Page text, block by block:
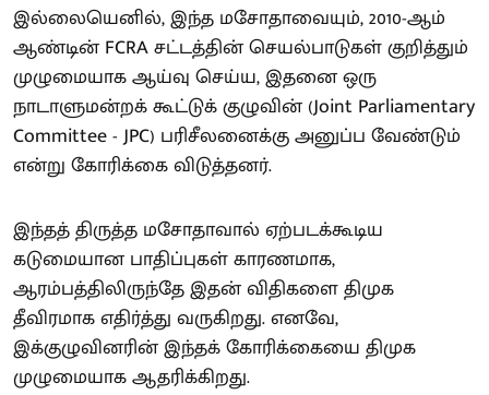
இல்லையெனில், இந்த மசோதாவையும், 2010-ஆம்
ஆண்டின் FCRA சட்டத்தின் செயல்பாடுகள் குறித்தும்
முழுமையாக ஆய்வு செய்ய, இதனை ஒரு
நாடாளுமன்றக் கூட்டுக் குழுவின் (Joint Parliamentary
Committee - JPC) பரிசீலனைக்கு அனுப்ப வேண்டும்
என்று கோரிக்கை விடுத்தனர்.
இந்தத் திருத்த மசோதாவால் ஏற்படக்கூடிய
கடுமையான பாதிப்புகள் காரணமாக,
ஆரம்பத்திலிருந்தே இதன் விதிகளை திமுக
தீவிரமாக எதிர்த்து வருகிறது. எனவே,
இக்குழுவினரின் இந்தக் கோரிக்கையை திமுக
முழுமையாக ஆதரிக்கிறது.